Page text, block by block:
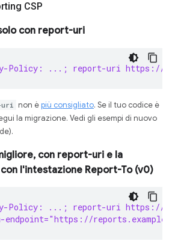
CSP
con report-uri
Policy: ...; report-uri https://
uri non è più consigliato. Se il tuo codice è
la migrazione. Vedi gli esempi di nuovo
con report-uri e la
l'intestazione Report-To (v0)
Policy: ...; report-uri https://
endpoint="https://reports.example/